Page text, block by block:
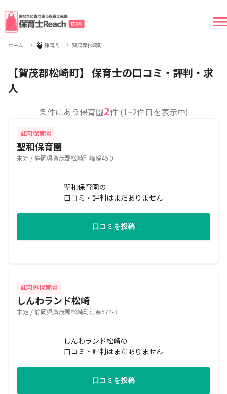
ホーム 🍵 静岡県 賀茂郡松崎町
【賀茂郡松崎町】 保育士の口コミ・評判・求
人
条件にあう保育園2件 (1~2件目を表示中)
認可保育園
聖和保育園
未定 / 静岡県賀茂郡松崎町峰輪45０
聖和保育園の
口コミ・評判はまだありません
口コミを投稿
認可外保育園
しんわランド松崎
未定 / 静岡県賀茂郡松崎町江奈574-3
しんわランド松崎の
口コミ・評判はまだありません
口コミを投稿